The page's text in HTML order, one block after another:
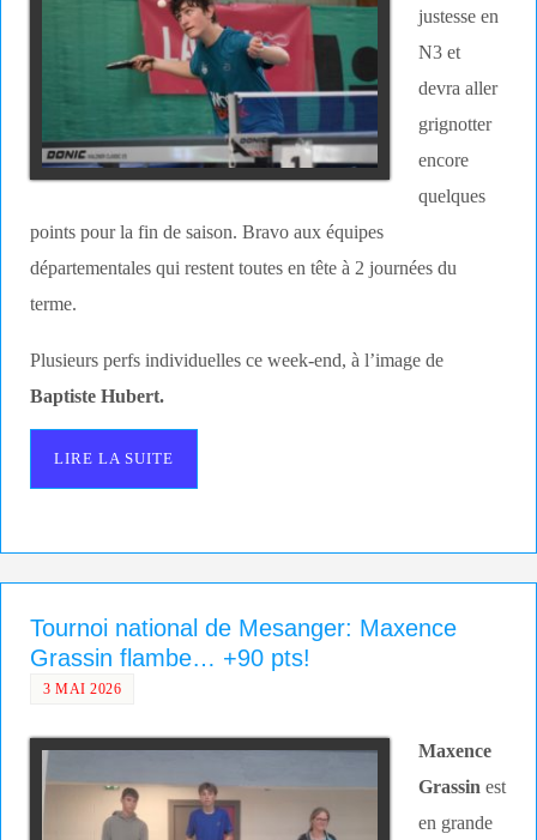
justesse en
N3 et
devra aller
grignotter
encore
quelques
points pour la fin de saison. Bravo aux équipes
départementales qui restent toutes en tête à 2 journées du
terme.
Plusieurs perfs individuelles ce week-end, à l’image de
Baptiste Hubert.
LIRE LA SUITE
Tournoi national de Mesanger: Maxence
Grassin flambe… +90 pts!
3 MAI 2026
Maxence
Grassin est
en grande